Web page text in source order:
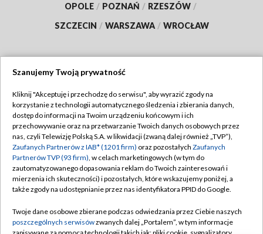
OPOLE / POZNAŃ / RZESZÓW /
SZCZECIN / WARSZAWA / WROCŁAW
TVP
Abonament TVP
Emisja w TVP
Centrum informacji TVP
Naziemna Telewizja Cyfrowa
Rada Programowa
Regulamin TVP
Polityka prywatności
Moje zgody
Pomoc
Kontakt
Szanujemy Twoją prywatność
Kliknij "Akceptuję i przechodzę do serwisu", aby wyrazić zgody na
korzystanie z technologii automatycznego śledzenia i zbierania danych,
dostęp do informacji na Twoim urządzeniu końcowym i ich
przechowywanie oraz na przetwarzanie Twoich danych osobowych przez
nas, czyli Telewizję Polską S.A. w likwidacji (zwaną dalej również „TVP”),
Zaufanych Partnerów z IAB* (1201 firm) oraz pozostałych Zaufanych
Partnerów TVP (93 firm), w celach marketingowych (w tym do
zautomatyzowanego dopasowania reklam do Twoich zainteresowań i
mierzenia ich skuteczności) i pozostałych, które wskazujemy poniżej, a
także zgody na udostępnianie przez nas identyfikatora PPID do Google.
Twoje dane osobowe zbierane podczas odwiedzania przez Ciebie naszych
poszczególnych serwisówzwanych dalej „Portalem”, w tym informacje